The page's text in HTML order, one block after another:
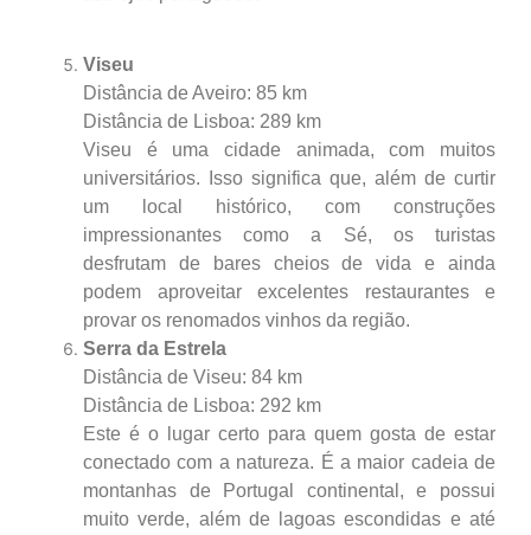
Viseu
Distância de Aveiro: 85 km
Distância de Lisboa: 289 km
Viseu é uma cidade animada, com muitos
universitários. Isso significa que, além de curtir
um local histórico, com construções
impressionantes como a Sé, os turistas
desfrutam de bares cheios de vida e ainda
podem aproveitar excelentes restaurantes e
provar os renomados vinhos da região.
Serra da Estrela
Distância de Viseu: 84 km
Distância de Lisboa: 292 km
Este é o lugar certo para quem gosta de estar
conectado com a natureza. É a maior cadeia de
montanhas de Portugal continental, e possui
muito verde, além de lagoas escondidas e até